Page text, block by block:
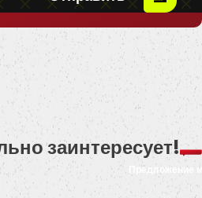
заинтересует!
Предложение